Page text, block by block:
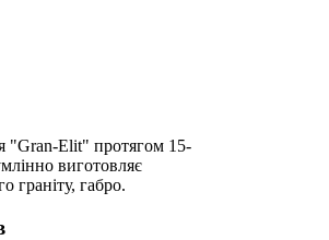
"Gran-Elit" протягом 15-
виготовляє
граніту, габро.